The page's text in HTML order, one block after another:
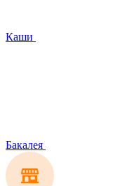
Каши
Бакалея